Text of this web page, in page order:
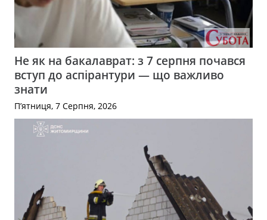
Не як на бакалаврат: з 7 серпня почався
вступ до аспірантури — що важливо
знати
П’ятниця, 7 Серпня, 2026